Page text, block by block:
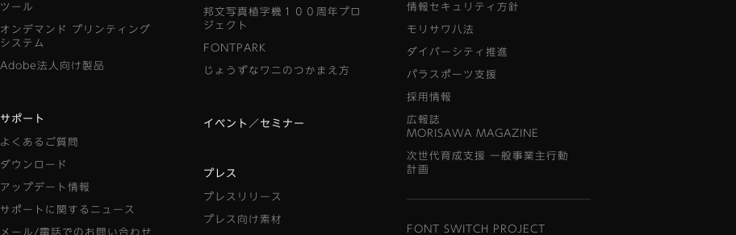
ツール
オンデマンド プリンティング
システム
Adobe法人向け製品
サポート
よくあるご質問
ダウンロード
アップデート情報
サポートに関するニュース
メール/電話でのお問い合わせ
邦文写真植字機１００周年プロ
ジェクト
FONTPARK
じょうずなワニのつかまえ方
イベント／セミナー
プレス
プレスリリース
プレス向け素材
情報セキュリティ方針
モリサワ八法
ダイバーシティ推進
パラスポーツ支援
採用情報
広報誌
MORISAWA MAGAZINE
次世代育成支援 一般事業主行動
計画
FONT SWITCH PROJECT